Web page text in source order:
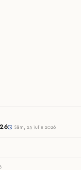
Sâm, 25 iulie 2026